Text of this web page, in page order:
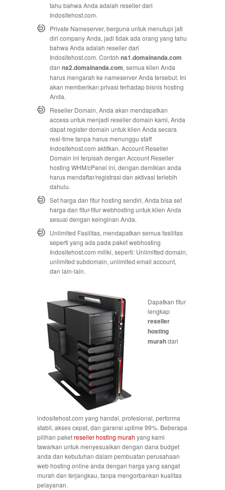
tahu bahwa Anda adalah reseller dari
Indositehost.com.
Private Nameserver, berguna untuk menutupi jati
diri company Anda, jadi tidak ada orang yang tahu
bahwa Anda adalah reseller dari
Indositehost.com. Contoh ns1.domainanda.com
dan ns2.domainanda.com, semua klien Anda
harus mengarah ke nameserver Anda tersebut. Ini
akan memberikan privasi terhadap bisnis hosting
Anda.
Reseller Domain, Anda akan mendapatkan
access untuk menjadi reseller domain kami, Anda
dapat register domain untuk klien Anda secara
real-time tanpa harus menunggu staff
Indositehost.com aktifkan. Account Reseller
Domain ini terpisah dengan Account Reseller
hosting WHM/cPanel ini, dengan demikian anda
harus mendaftar/registrasi dan aktivasi terlebih
dahulu.
Set harga dan fitur hosting sendiri, Anda bisa set
harga dan fitur-fitur webhosting untuk klien Anda
sesuai dengan keinginan Anda.
Unlimited Fasilitas, mendapatkan semua fasilitas
seperti yang ada pada paket webhosting
Indositehost.com miliki, seperti: Unlimitted domain,
unlimited subdomain, unlimited email account,
dan lain-lain.
Dapatkan fitur
lengkap
reseller
hosting
murahdari
indositehost.com yang handal, profesional, performa
stabil, akses cepat, dan garansi uptime 99%. Beberapa
pilihan paketreseller hosting murah yang kami
tawarkan untuk menyesuaikan dengan dana budget
anda dan kebutuhan dalam pembuatan perusahaan
web hosting online anda dengan harga yang sangat
murah dan terjangkau, tanpa mengorbankan kualitas
pelayanan.